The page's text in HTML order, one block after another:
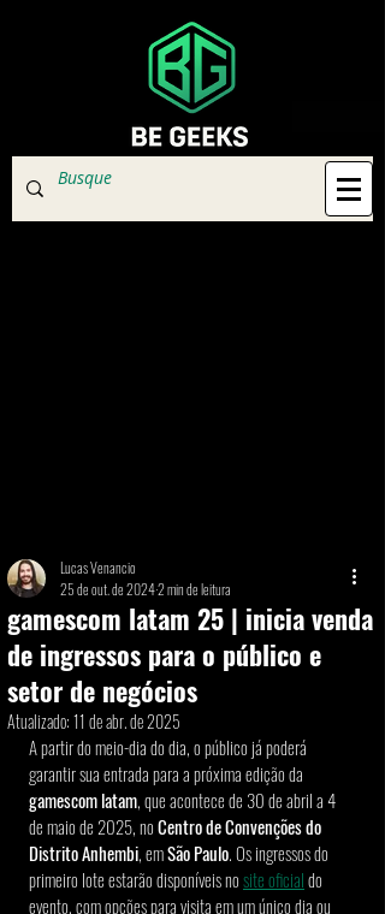
gamescom latam 25 | inicia venda
de ingressos para o público e
setor de negócios
Lucas Venancio
25 de out. de 20242 min de leitura
Atualizado:11 de abr. de 2025
A partir do meio-dia do dia, o público já poderá
garantir sua entrada para a próxima edição da
gamescom latam, que acontece de 30 de abril a 4
de maio de 2025, no Centro de Convenções do
Distrito Anhembi, em São Paulo. Os ingressos do
primeiro lote estarão disponíveis no site oficial do
evento, com opções para visita em um único dia ou